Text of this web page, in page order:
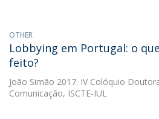
OTHER
Lobbying em Portugal: o
feito?
João Simão 2017. IV Colóquio
Comunicação, ISCTE-IUL